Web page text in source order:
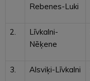
Rebenes-Luki
2.
Līvkalni-
Nēķene
3. Alsviķi-Līvkalni